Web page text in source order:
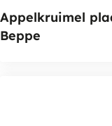
Appelkruimel
Beppe